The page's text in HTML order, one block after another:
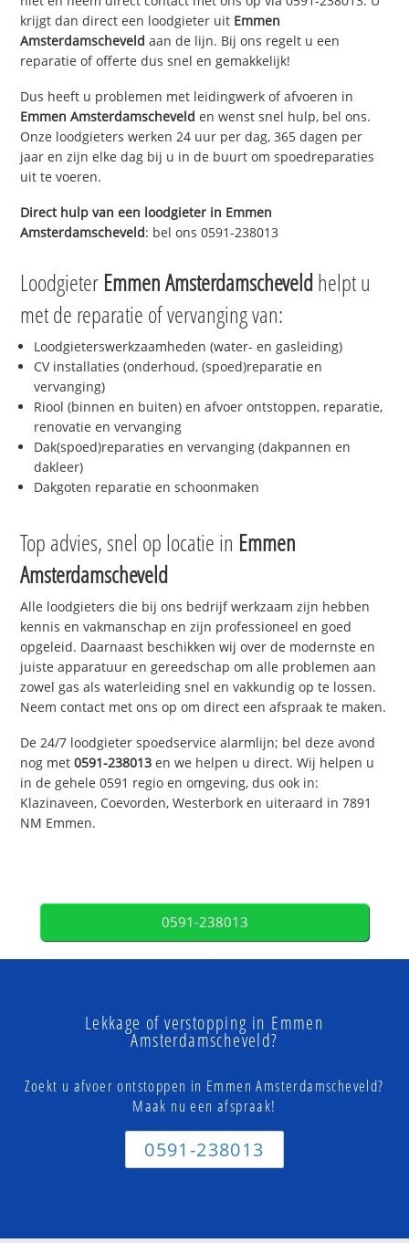
krijgt dan direct een loodgieter uit Emmen
Amsterdamscheveld aan de lijn. Bij ons regelt u een
reparatie of offerte dus snel en gemakkelijk!
Dus heeft u problemen met leidingwerk of afvoeren in
Emmen Amsterdamscheveld en wenst snel hulp, bel ons.
Onze loodgieters werken 24 uur per dag, 365 dagen per
jaar en zijn elke dag bij u in de buurt om spoedreparaties
uit te voeren.
Direct hulp van een loodgieter in Emmen
Amsterdamscheveld: bel ons 0591-238013
Loodgieter Emmen Amsterdamscheveldhelpt u
met de reparatie of vervanging van:
Loodgieterswerkzaamheden (water- en gasleiding)
CV installaties (onderhoud, (spoed)reparatie en
vervanging)
Riool (binnen en buiten) en afvoer ontstoppen, reparatie,
renovatie en vervanging
Dak(spoed)reparaties en vervanging (dakpannen en
dakleer)
Dakgoten reparatie en schoonmaken
Top advies, snel op locatie in Emmen
Amsterdamscheveld
Alle loodgieters die bij ons bedrijf werkzaam zijn hebben
kennis en vakmanschap en zijn professioneel en goed
opgeleid. Daarnaast beschikken wij over de modernste en
juiste apparatuur en gereedschap om alle problemen aan
zowel gas als waterleiding snel en vakkundig op te lossen.
Neem contact met ons op om direct een afspraak te maken.
De 24/7 loodgieter spoedservice alarmlijn; bel deze avond
nog met0591-238013 en we helpen u direct. Wij helpen u
in de gehele 0591 regio en omgeving, dus ook in:
Klazinaveen, Coevorden, Westerbork en uiteraard in 7891
NM Emmen.
0591-238013
Lekkage of verstopping in Emmen
Amsterdamscheveld?
Zoekt u afvoer ontstoppen in Emmen Amsterdamscheveld?
Maak nu een afspraak!
0591-238013